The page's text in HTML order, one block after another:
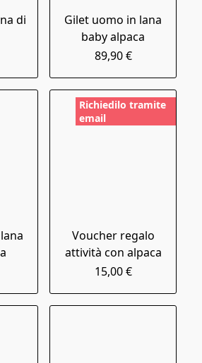
di
Gilet uomo in lana
baby alpaca
89,90 €
Richiedilo tramite
email
Voucher regalo
attività con alpaca
15,00 €